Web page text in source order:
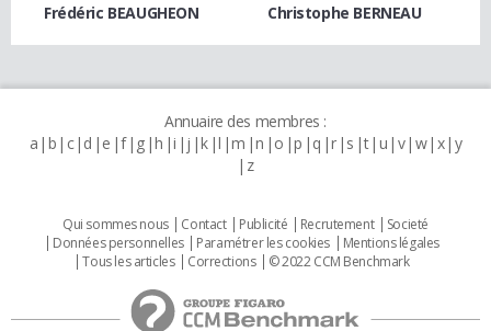
Frédéric BEAUGHEON Christophe BERNEAU
Annuaire des membres :
a b c d e f g h i j k l m n o p q r s t u v w x y
z
Qui sommes nous Contact Publicité Recrutement
Societé
Données personnelles
Paramétrer les cookies
Mentions légales
Tous les articles
Corrections © 2022 CCM Benchmark